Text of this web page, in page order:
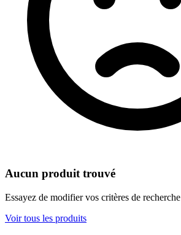
Aucun produit trouvé
Essayez de modifier vos critères de recherche
Voir tous les produits